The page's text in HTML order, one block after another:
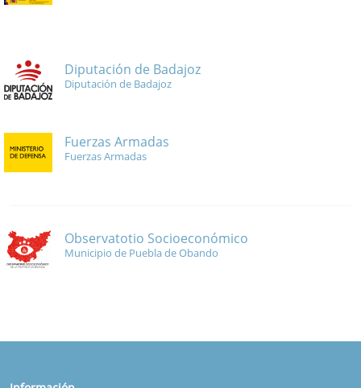
Diputación de Badajoz
Diputación de Badajoz
Fuerzas Armadas
Fuerzas Armadas
Observatotio Socioeconómico
Municipio de Puebla de Obando